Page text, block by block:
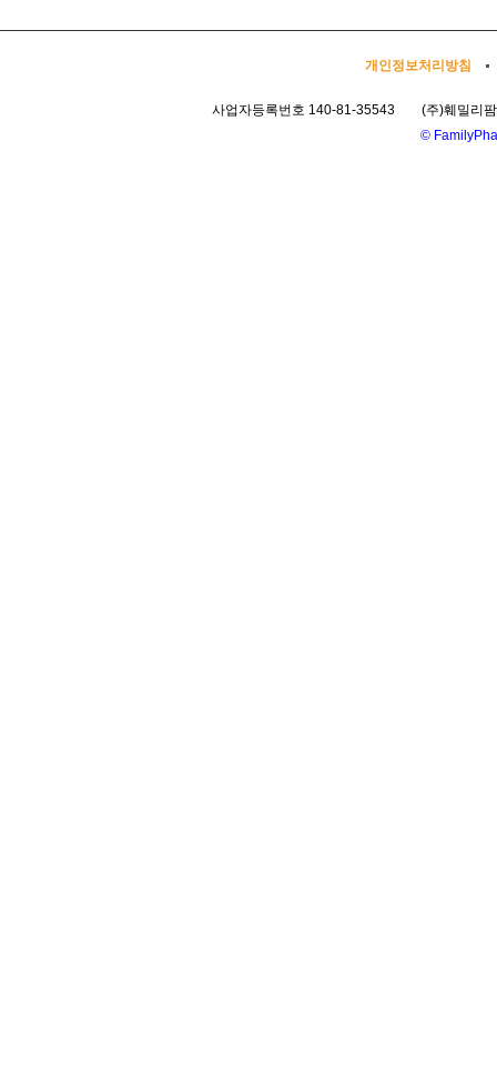
개인정보처리방침
사업자등록번호 140-81-35543
(주)훼밀리팜
©